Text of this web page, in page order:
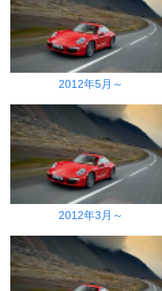
2012年5月～
2012年3月～